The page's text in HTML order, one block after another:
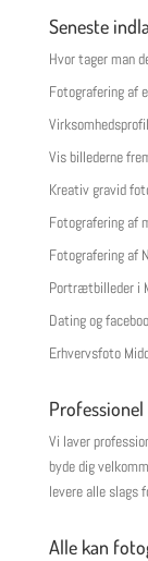
Seneste
Hvor tager man
Fotografering af
Vis billederne
Kreativ gravid
Fotografering af
Fotografering af
Portrætbilleder i
Dating og
Erhvervsfoto
Vi laver
byde dig
levere alle slags
Alle kan